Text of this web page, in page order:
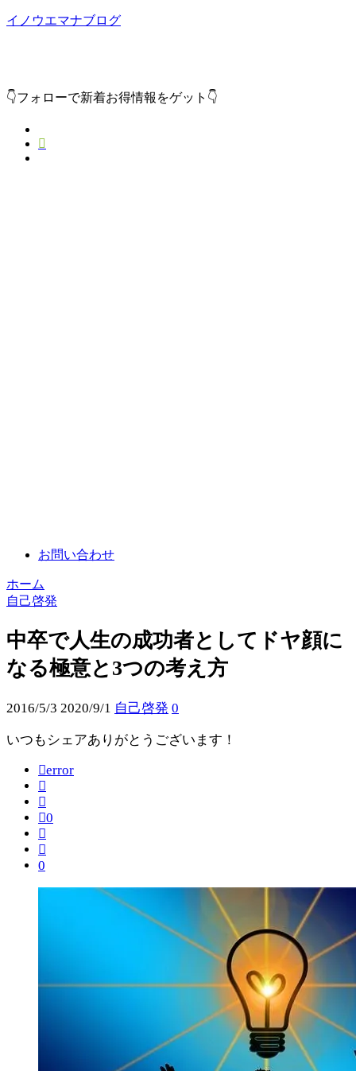
イノウエマナブログ
👇フォローで新着お得情報をゲット👇
お問い合わせ
ホーム
自己啓発
中卒で人生の成功者としてドヤ顔に
なる極意と3つの考え方
2016/5/3 2020/9/1 自己啓発 0
いつもシェアありがとうございます！
error
0
0